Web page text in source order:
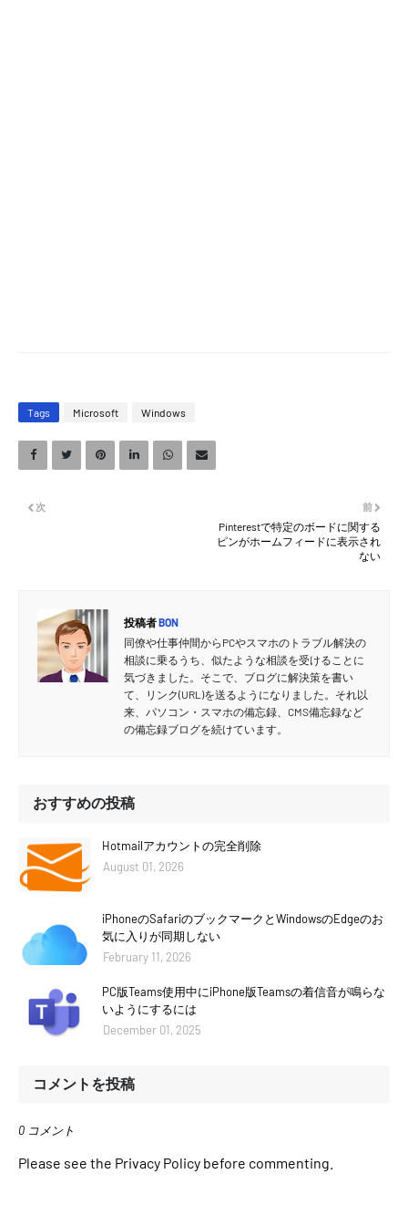
Tags Microsoft Windows
前
Pinterestで特定のボードに関する
ピンがホームフィードに表示され
ない
次
投稿者BON
同僚や仕事仲間からPCやスマホのトラブル解決の
相談に乗るうち、似たような相談を受けることに
気づきました。そこで、ブログに解決策を書い
て、リンク(URL)を送るようになりました。それ以
来、パソコン・スマホの備忘録、CMS備忘録など
の備忘録ブログを続けています。
おすすめの投稿
Hotmailアカウントの完全削除
August 01, 2026
iPhoneのSafariのブックマークとWindowsのEdgeのお
気に入りが同期しない
February 11, 2026
PC版Teams使用中にiPhone版Teamsの着信音が鳴らな
いようにするには
December 01, 2025
コメントを投稿
0 コメント
Please see the Privacy Policy before commenting.